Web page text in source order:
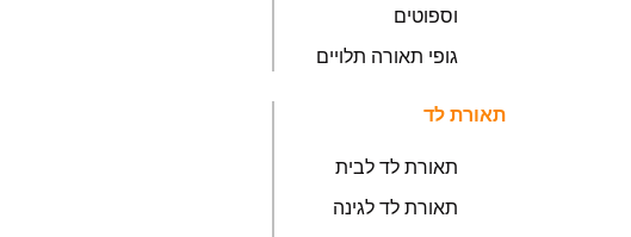
וספוטים
גופי תאורה תלויים
תאורת לד
תאורת לד לבית
תאורת לד לגינה